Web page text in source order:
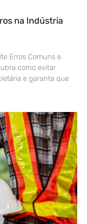
na Indústria
Erros Comuns e
como evitar
e garanta que